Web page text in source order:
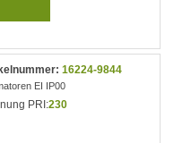
16224-9844
EI IP00
PRI:230